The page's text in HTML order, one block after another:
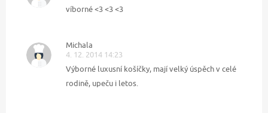
víborné <3 <3 <3
Michala
4. 12. 2014 14:23
Výborné luxusní košíčky, mají velký úspěch v celé
rodině, upeču i letos.